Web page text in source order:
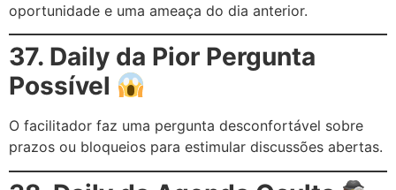
oportunidade e uma ameaça do dia anterior.
37. Daily da Pior Pergunta
Possível
O facilitador faz uma pergunta desconfortável sobre
prazos ou bloqueios para estimular discussões abertas.